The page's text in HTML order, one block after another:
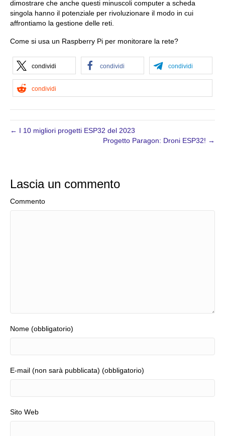
dimostrare che anche questi minuscoli computer a scheda
singola hanno il potenziale per rivoluzionare il modo in cui
affrontiamo la gestione delle reti.
Come si usa un Raspberry Pi per monitorare la rete?
condividi condividi condividi
condividi
← I 10 migliori progetti ESP32 del 2023
Progetto Paragon: Droni ESP32! →
Lascia un commento
Commento
Nome (obbligatorio)
E-mail (non sarà pubblicata) (obbligatorio)
Sito Web